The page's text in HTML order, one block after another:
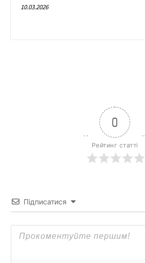
10.03.2026
0
Рейтинг статті
Підписатися